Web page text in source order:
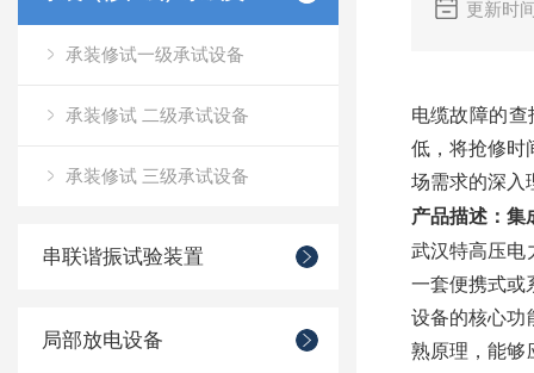
承装修试一级承试设备
承装修试 二级承试设备
承装修试 三级承试设备
串联谐振试验装置
局部放电设备
更新时
电缆故障的
低，将抢修时
场需求的深入
产品描述：集
武汉特高压电
一套便携式或
设备的核心功
熟原理，能够